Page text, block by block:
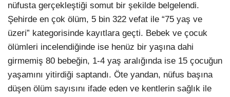
nüfusta gerçekleştiği somut bir şekilde belgelendi.
Şehirde en çok ölüm, 5 bin 322 vefat ile “75 yaş ve
üzeri” kategorisinde kayıtlara geçti. Bebek ve çocuk
ölümleri incelendiğinde ise henüz bir yaşına dahi
girmemiş 80 bebeğin, 1-4 yaş aralığında ise 15 çocuğun
yaşamını yitirdiği saptandı. Öte yandan, nüfus başına
düşen ölüm sayısını ifade eden ve kentlerin sağlık ile